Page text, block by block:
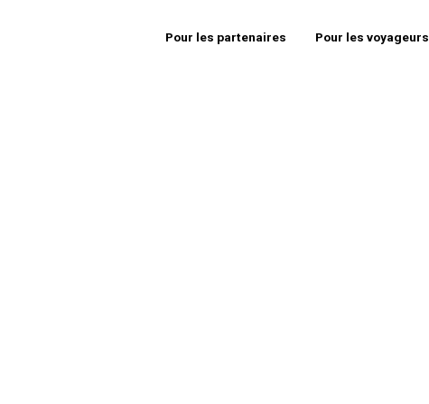
Pour les partenaires Pour les voyageurs